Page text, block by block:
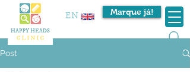
Marque já!
EN
Post